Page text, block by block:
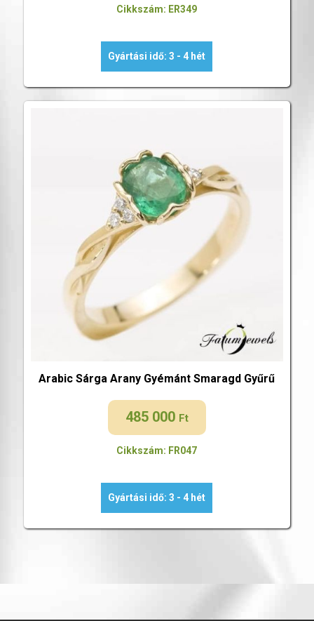
Cikkszám: ER349
Gyártási idő: 3 - 4 hét
Arabic Sárga Arany Gyémánt Smaragd Gyűrű
485 000 Ft
Cikkszám: FR047
Gyártási idő: 3 - 4 hét